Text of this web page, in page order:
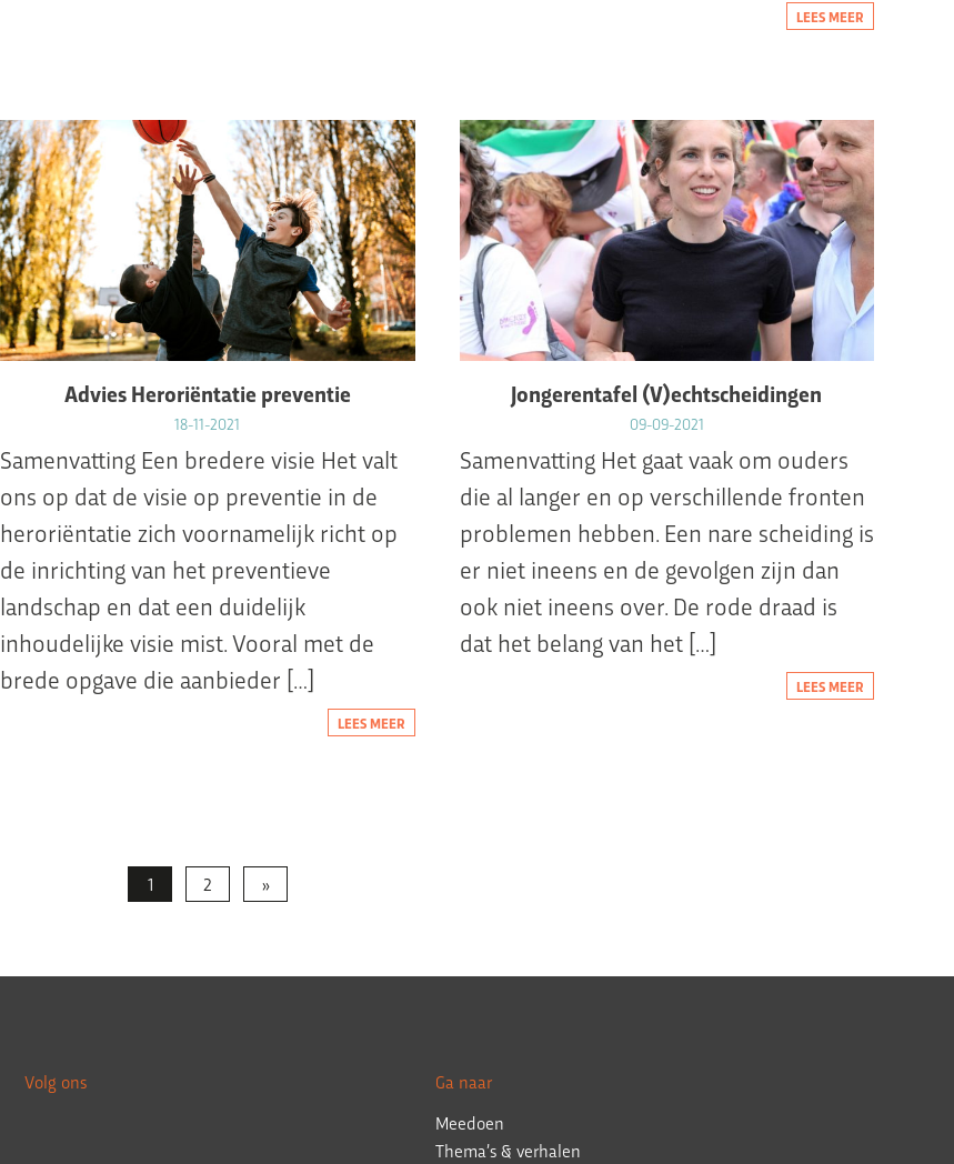
LEES MEER
Advies Heroriëntatie preventie
18-11-2021
Samenvatting Een bredere visie Het valt
ons op dat de visie op preventie in de
heroriëntatie zich voornamelijk richt op
de inrichting van het preventieve
landschap en dat een duidelijk
inhoudelijke visie mist. Vooral met de
brede opgave die aanbieder […]
LEES MEER
Jongerentafel (V)echtscheidingen
09-09-2021
Samenvatting Het gaat vaak om ouders
die al langer en op verschillende fronten
problemen hebben. Een nare scheiding is
er niet ineens en de gevolgen zijn dan
ook niet ineens over. De rode draad is
dat het belang van het […]
LEES MEER
1 2 »
Volg ons
Ga naar
Meedoen
Thema’s & verhalen